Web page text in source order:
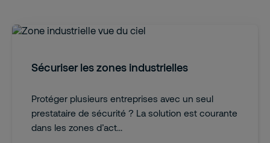
Sécuriser les zones industrielles
Protéger plusieurs entreprises avec un seul
prestataire de sécurité ? La solution est courante
dans les zones d’act...